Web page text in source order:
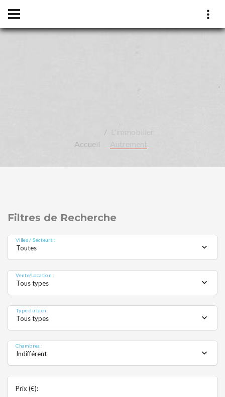
Accueil
Autrement
Filtres de Recherche
Villes / Secteurs :
Toutes
Vente/Location :
Tous types
Type du bien :
Tous types
Chambres :
Indifférent
Prix (€):